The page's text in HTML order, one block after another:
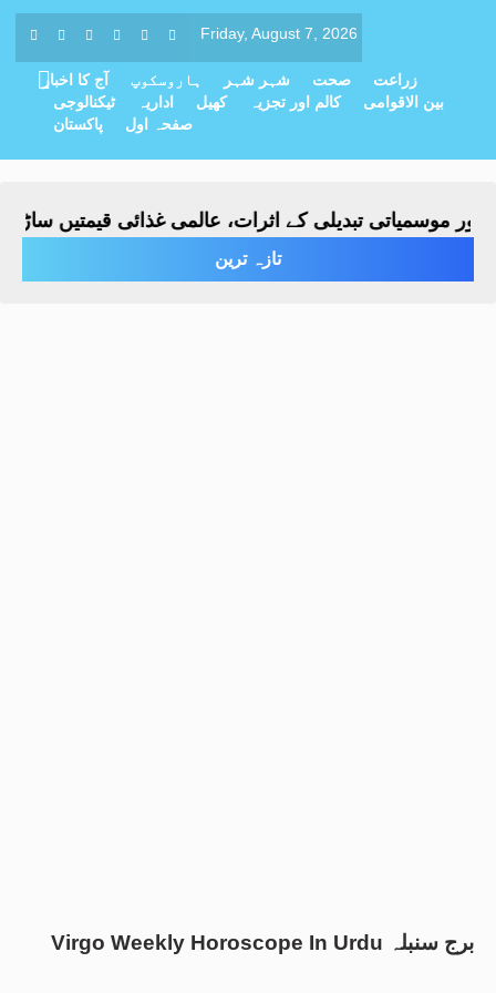
Friday, August 7, 2026
آج کا اخبار ہاروسکوپ شہر شہر صحت
زراعت
ٹیکنالوجی
اداریہ کھیل کالم اور تجزیہ
بین الاقوامی
پاکستان
صفحہ اول
موسمیاتی تبدیلی کے اثرات، عالمی غذائی قیمتیں ساڑھے
تازہ ترین
Virgo Weekly Horoscope In Urdu برج سنبلہ